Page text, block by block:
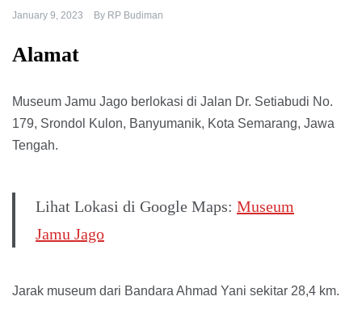
January 9, 2023 By RP Budiman
Alamat
Museum Jamu Jago berlokasi di Jalan Dr. Setiabudi No.
179, Srondol Kulon, Banyumanik, Kota Semarang, Jawa
Tengah.
Lihat Lokasi di Google Maps: Museum
Jamu Jago
Jarak museum dari Bandara Ahmad Yani sekitar 28,4 km.